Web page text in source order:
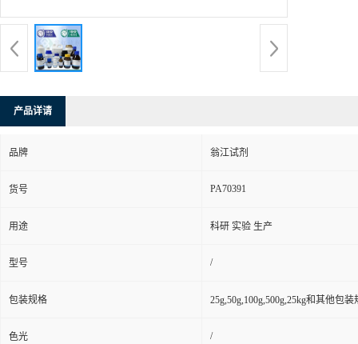
产品详请
品牌 翁江试剂
货号 PA70391
用途 科研 实验 生产
型号 /
包装规格 25g,50g,100g,500g,25kg和其他包装
色光 /